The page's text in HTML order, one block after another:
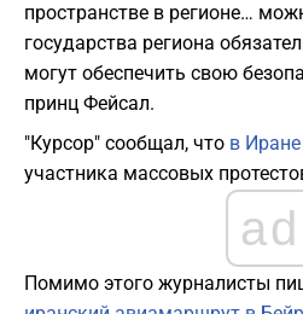
пространстве в регионе…
государства региона
могут обеспечить свою
принц Фейсал.
"Курсор" сообщал, что в
участника массовых
ad
Помимо этого журналисты